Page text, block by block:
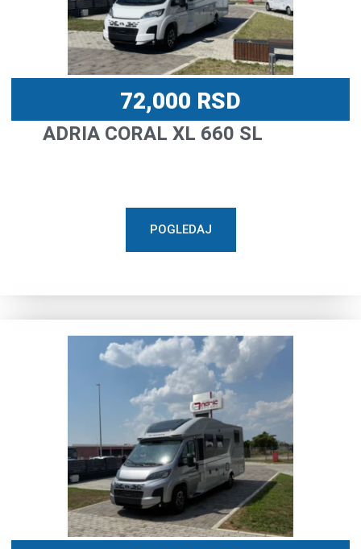
72,000 RSD
ADRIA CORAL XL 660 SL
POGLEDAJ